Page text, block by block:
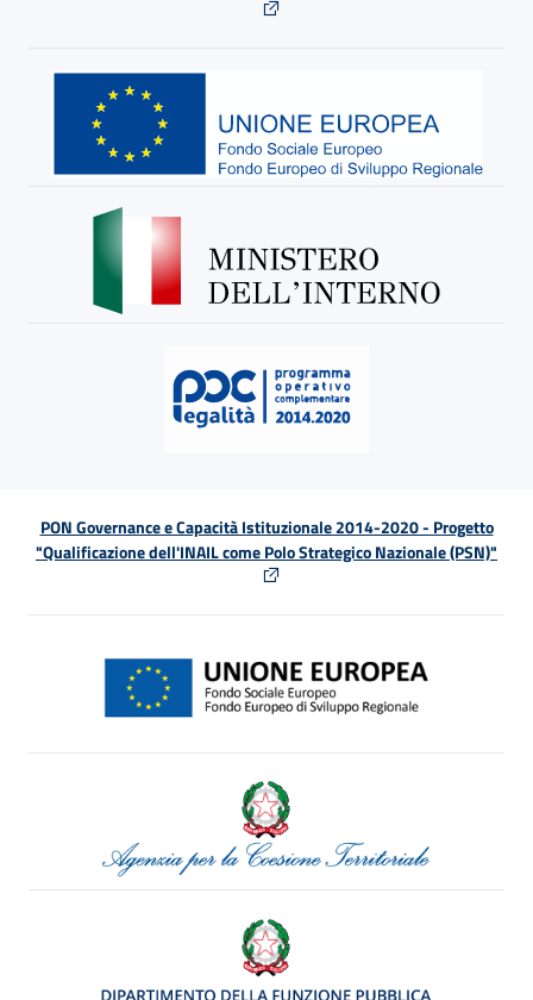
PON Governance e Capacità Istituzionale 2014-2020 - Progetto
"Qualificazione dell'INAIL come Polo Strategico Nazionale (PSN)"